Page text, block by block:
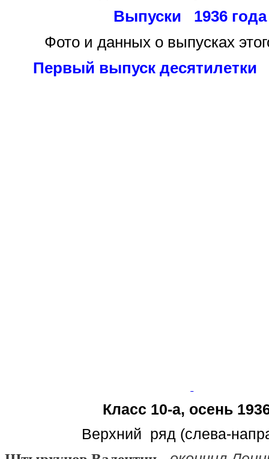
Выпуски 1936 года
Фото и данныхо выпусках
Первый выпуск десятилетки
Класс 10-а, осень
Верхний ряд (слева-